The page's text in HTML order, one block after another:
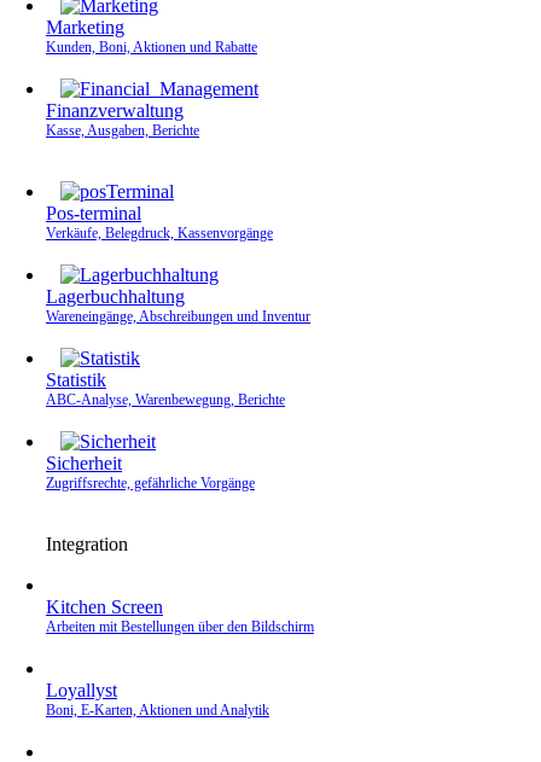
Marketing
Kunden, Boni, Aktionen und Rabatte
Finanzverwaltung
Kasse, Ausgaben, Berichte
Pos-terminal
Verkäufe, Belegdruck, Kassenvorgänge
Lagerbuchhaltung
Wareneingänge, Abschreibungen und Inventur
Statistik
ABC-Analyse, Warenbewegung, Berichte
Sicherheit
Zugriffsrechte, gefährliche Vorgänge
Integration
Kitchen Screen
Arbeiten mit Bestellungen über den Bildschirm
Loyallyst
Boni, E‑Karten, Aktionen und Analytik